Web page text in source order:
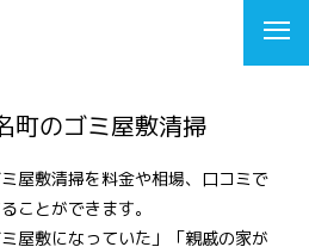
町のゴミ屋敷清掃
屋敷清掃を料金や相場、口コミで
ことができます。
屋敷になっていた」「親戚の家が